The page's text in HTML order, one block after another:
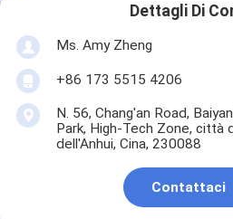
Dettagli Di
Ms. Amy Zheng
+86 173 5515 4206
N. 56, Chang'an Road,
Park, High-Tech Zone, città
dell'Anhui, Cina, 230088
Contattaci